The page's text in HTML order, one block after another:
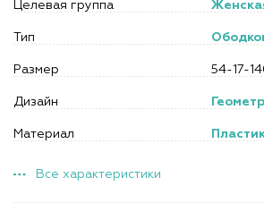
Целевая группа
Тип
Размер 54-17-
Дизайн
Материал
Все характеристики